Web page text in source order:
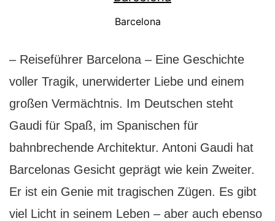
Barcelona
– Reiseführer Barcelona – Eine Geschichte
voller Tragik, unerwiderter Liebe und einem
großen Vermächtnis. Im Deutschen steht
Gaudi für Spaß, im Spanischen für
bahnbrechende Architektur. Antoni Gaudi hat
Barcelonas Gesicht geprägt wie kein Zweiter.
Er ist ein Genie mit tragischen Zügen. Es gibt
viel Licht in seinem Leben – aber auch ebenso